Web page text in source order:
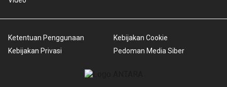
Ketentuan Penggunaan
Kebijakan Privasi
Kebijakan Cookie
Pedoman Media Siber